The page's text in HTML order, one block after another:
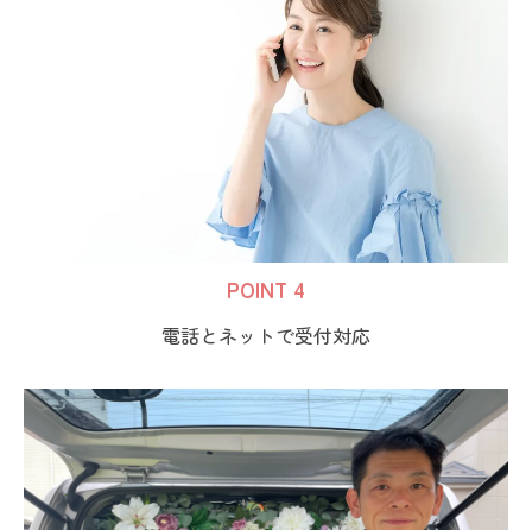
POINT 4
電話とネットで受付対応